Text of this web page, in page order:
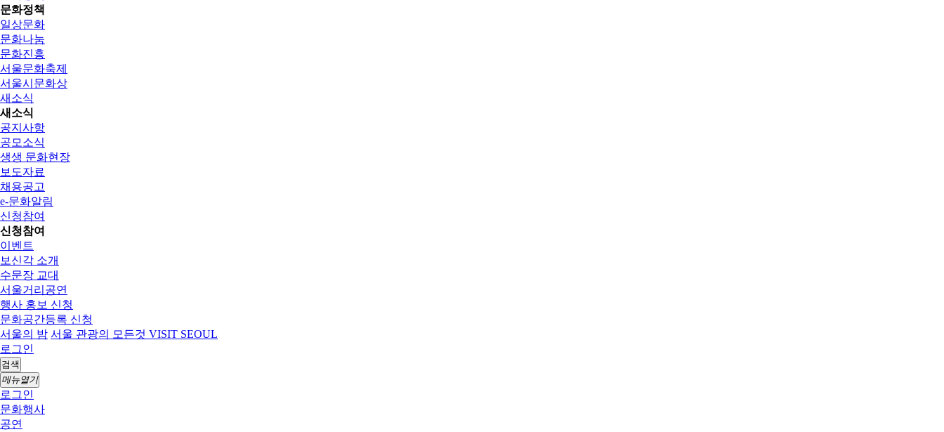
문화정책
일상문화
문화나눔
문화진흥
서울문화축제
서울시문화상
새소식
새소식
공지사항
공모소식
생생 문화현장
보도자료
채용공고
e-문화알림
신청참여
신청참여
이벤트
보신각 소개
수문장 교대
서울거리공연
행사 홍보 신청
문화공간등록 신청
서울의 밤 서울 관광의 모든것 VISIT SEOUL
로그인
검색
메뉴열기
로그인
문화행사
공연